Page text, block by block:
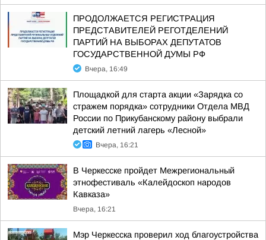
ПРОДОЛЖАЕТСЯ РЕГИСТРАЦИЯ
ПРЕДСТАВИТЕЛЕЙ РЕГОТДЕЛЕНИЙ
ПАРТИЙ НА ВЫБОРАХ ДЕПУТАТОВ
ГОСУДАРСТВЕННОЙ ДУМЫ РФ
Вчера, 16:49
Площадкой для старта акции «Зарядка со
стражем порядка» сотрудники Отдела МВД
России по Прикубанскому району выбрали
детский летний лагерь «Лесной»
Вчера, 16:21
В Черкесске пройдет Межрегиональный
этнофестиваль «Калейдоскоп народов
Кавказа»
Вчера, 16:21
Мэр Черкесска проверил ход благоустройства